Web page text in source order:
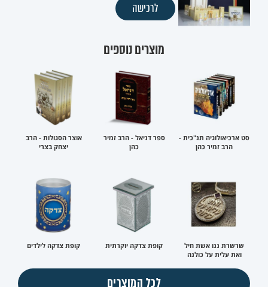
לרכישה
מוצרים נוספים
סט ארכיאולוגיה תנ"כית -
הרב זמיר כהן
ספר דניאל - הרב זמיר
כהן
אוצר הסגולות - הרב
יצחק בצרי
שרשרת ננו אשת חיל
ואת עלית על כולנה
קופת צדקה יוקרתית קופת צדקה לילדים
לכל המוצרים